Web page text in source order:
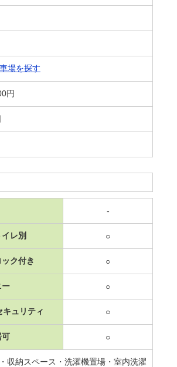
場を探す
円
-
レ別 ○
ク付き ○
ー ○
キュリティ ○
可 ○
収納スペース・洗濯機置場・室内洗濯